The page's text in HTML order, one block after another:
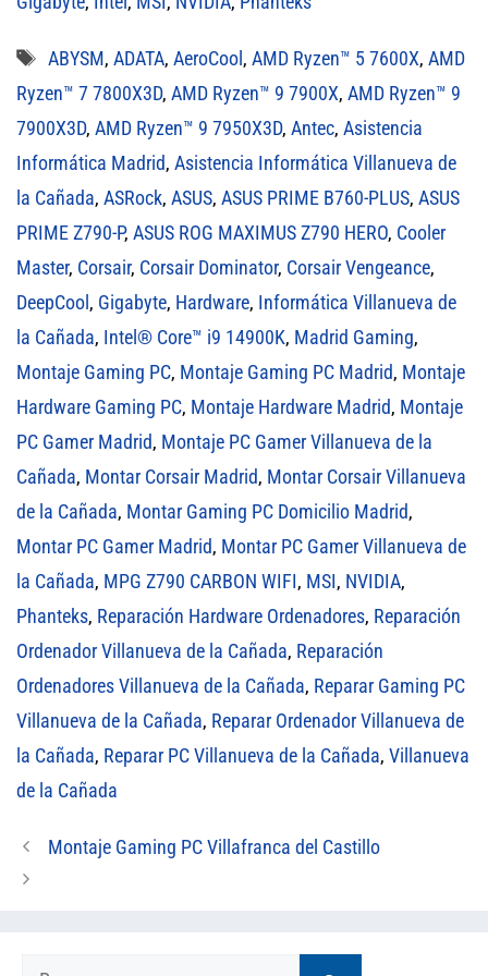
Etiquetas
ABYSM, ADATA, AeroCool, AMD Ryzen™ 5 7600X, AMD
Ryzen™ 7 7800X3D, AMD Ryzen™ 9 7900X, AMD Ryzen™ 9
7900X3D, AMD Ryzen™ 9 7950X3D, Antec, Asistencia
Informática Madrid, Asistencia Informática Villanueva de
la Cañada, ASRock, ASUS, ASUS PRIME B760-PLUS, ASUS
PRIME Z790-P, ASUS ROG MAXIMUS Z790 HERO, Cooler
Master, Corsair, Corsair Dominator, Corsair Vengeance,
DeepCool, Gigabyte, Hardware, Informática Villanueva de
la Cañada, Intel® Core™ i9 14900K, Madrid Gaming,
Montaje Gaming PC, Montaje Gaming PC Madrid, Montaje
Hardware Gaming PC, Montaje Hardware Madrid, Montaje
PC Gamer Madrid, Montaje PC Gamer Villanueva de la
Cañada, Montar Corsair Madrid, Montar Corsair Villanueva
de la Cañada, Montar Gaming PC Domicilio Madrid,
Montar PC Gamer Madrid, Montar PC Gamer Villanueva de
la Cañada, MPG Z790 CARBON WIFI, MSI, NVIDIA,
Phanteks, Reparación Hardware Ordenadores, Reparación
Ordenador Villanueva de la Cañada, Reparación
Ordenadores Villanueva de la Cañada, Reparar Gaming PC
Villanueva de la Cañada, Reparar Ordenador Villanueva de
la Cañada, Reparar PC Villanueva de la Cañada, Villanueva
de la Cañada
Montaje Gaming PC Villafranca del Castillo